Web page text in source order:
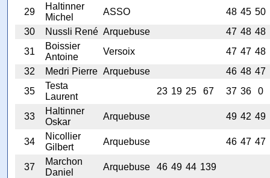
29
Haltinner
Michel
ASSO 48 45 50
30
Nussli René Arquebuse 47 48 48
31
Boissier
Antoine
Versoix 47 47 48
32
Medri Pierre Arquebuse 46 48 47
35
Testa
Laurent
23 19 25 67 37 36 0
33
Haltinner
Oskar
Arquebuse 49 42 49
34
Nicollier
Gilbert
Arquebuse 46 47 47
37
Marchon
Daniel
Arquebuse 46 49 44 139